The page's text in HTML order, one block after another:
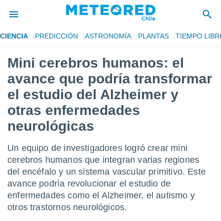
de
por
para
la
que se
calidad.
a este
y
forma
digital
basada
CIENCIA PREDICCIÓN ASTRONOMÍA PLANTAS TIEMPO
Mini cerebros humanos: el
avance que podría transformar
el estudio del Alzheimer y
otras enfermedades
neurológicas
Un equipo de investigadores logró crear mini
cerebros humanos que integran varias regiones
del encéfalo y un sistema vascular primitivo. Este
avance podría revolucionar el estudio de
enfermedades como el Alzheimer, el autismo y
otros trastornos neurológicos.